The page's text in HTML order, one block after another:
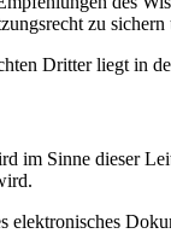
zu
Dritter liegt in
im Sinne dieser
elektronisches